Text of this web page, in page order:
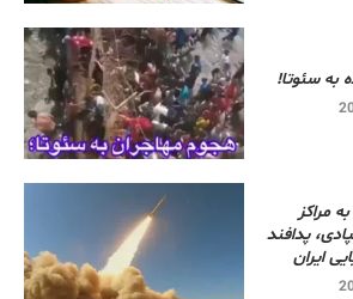
به سئوتا!
مراکز
پدافند
ایران